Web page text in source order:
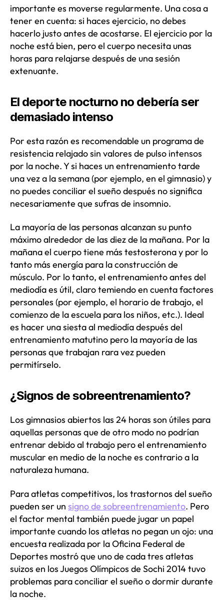
importante es moverse regularmente. Una cosa a
tener en cuenta: si haces ejercicio, no debes
hacerlo justo antes de acostarse. El ejercicio por la
noche está bien, pero el cuerpo necesita unas
horas para relajarse después de una sesión
extenuante.
El deporte nocturno no debería ser
demasiado intenso
Por esta razón es recomendable un programa de
resistencia relajado sin valores de pulso intensos
por la noche. Y si haces un entrenamiento tarde
una vez a la semana (por ejemplo, en el gimnasio) y
no puedes conciliar el sueño después no significa
necesariamente que sufras de insomnio.
La mayoría de las personas alcanzan su punto
máximo alrededor de las diez de la mañana. Por la
mañana el cuerpo tiene más testosterona y por lo
tanto más energía para la construcción de
músculo. Por lo tanto, el entrenamiento antes del
mediodía es útil, claro temiendo en cuenta factores
personales (por ejemplo, el horario de trabajo, el
comienzo de la escuela para los niños, etc.). Ideal
es hacer una siesta al mediodía después del
entrenamiento matutino pero la mayoría de las
personas que trabajan rara vez pueden
permitírselo.
¿Signos de sobreentrenamiento?
Los gimnasios abiertos las 24 horas son útiles para
aquellas personas que de otro modo no podrían
entrenar debido al trabajo pero el entrenamiento
muscular en medio de la noche es contrario a la
naturaleza humana.
Para atletas competitivos, los trastornos del sueño
pueden ser un signo de sobreentrenamiento. Pero
el factor mental también puede jugar un papel
importante cuando los atletas no pegan un ojo: una
encuesta realizada por la Oficina Federal de
Deportes mostró que uno de cada tres atletas
suizos en los Juegos Olímpicos de Sochi 2014 tuvo
problemas para conciliar el sueño o dormir durante
la noche.